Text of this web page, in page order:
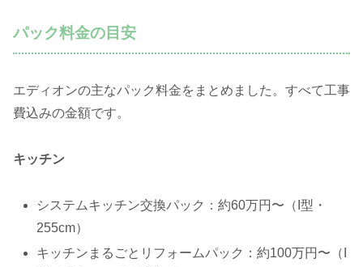
パック料金の目安
エディオンの主なパック料金をまとめました。すべて工事
費込みの金額です。
キッチン
システムキッチン交換パック：約60万円〜（I型・
255cm）
キッチンまるごとリフォームパック：約100万円〜（I